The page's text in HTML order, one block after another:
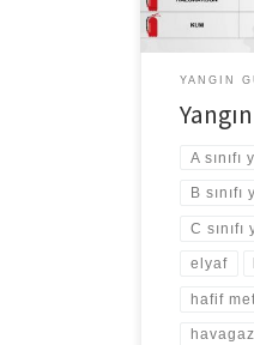
YANGIN
A sınıfı
B
C sınıfı
elyaf
hafif